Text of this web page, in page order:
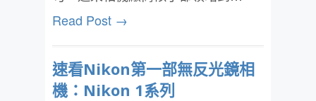
Read Post →
速看Nikon第一部無反光鏡相
機：Nikon 1系列